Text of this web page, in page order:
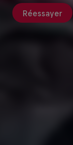
Réessayer